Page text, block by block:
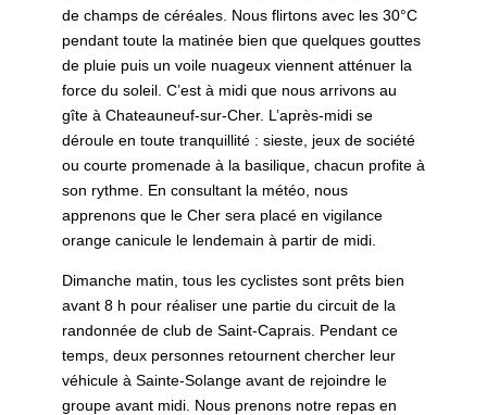
de champs de céréales. Nous flirtons avec les 30°C
pendant toute la matinée bien que quelques gouttes
de pluie puis un voile nuageux viennent atténuer la
force du soleil. C’est à midi que nous arrivons au
gîte à Chateauneuf-sur-Cher. L’après-midi se
déroule en toute tranquillité : sieste, jeux de société
ou courte promenade à la basilique, chacun profite à
son rythme. En consultant la météo, nous
apprenons que le Cher sera placé en vigilance
orange canicule le lendemain à partir de midi.
Dimanche matin, tous les cyclistes sont prêts bien
avant 8 h pour réaliser une partie du circuit de la
randonnée de club de Saint-Caprais. Pendant ce
temps, deux personnes retournent chercher leur
véhicule à Sainte-Solange avant de rejoindre le
groupe avant midi. Nous prenons notre repas en